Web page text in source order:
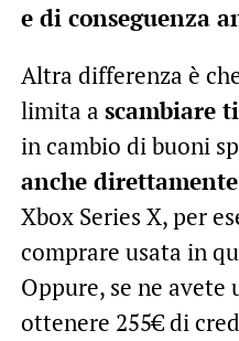
e di conseguenza
Altra differenza è
limita a scambiare
in cambio di buoni
anche
Xbox Series X, per
comprare usata in
Oppure, se ne avete
ottenere 255€ di